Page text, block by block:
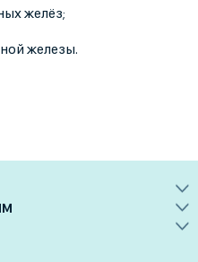
желёз;
железы.